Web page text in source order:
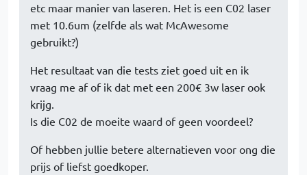
etc maar manier van laseren. Het is een C02 laser
met 10.6um (zelfde als wat McAwesome
gebruikt?)
Het resultaat van die tests ziet goed uit en ik
vraag me af of ik dat met een 200€ 3w laser ook
krijg.
Is die C02 de moeite waard of geen voordeel?
Of hebben jullie betere alternatieven voor ong die
prijs of liefst goedkoper.